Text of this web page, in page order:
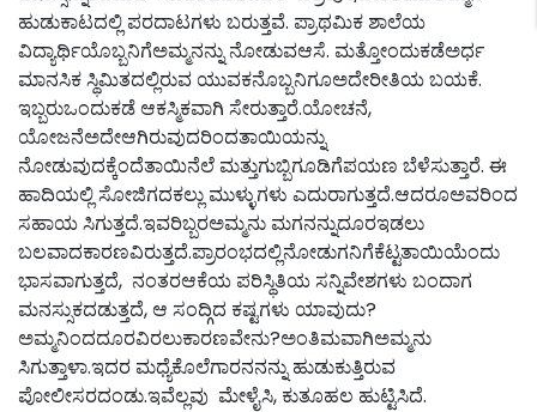
ಹುಡುಕಾಟದಲ್ಲಿ ಪರದಾಟಗಳು ಬರುತ್ತವೆ. ಪ್ರಾಥಮಿಕ ಶಾಲೆಯ
ವಿದ್ಯಾರ್ಥಿಯೊಬ್ಬನಿಗೆಅಮ್ಮನನ್ನು ನೋಡುವಆಸೆ. ಮತ್ತೋಂದುಕಡೆಅರ್ಧ
ಮಾನಸಿಕ ಸ್ಥಿಮಿತದಲ್ಲಿರುವ ಯುವಕನೊಬ್ಬನಿಗೂಅದೇರೀತಿಯ ಬಯಕೆ.
ಇಬ್ಬರುಒಂದುಕಡೆ ಆಕಸ್ಮಿಕವಾಗಿ ಸೇರುತ್ತಾರೆ.ಯೋಚನೆ,
ಯೋಜನೆಅದೇಆಗಿರುವುದರಿಂದತಾಯಿಯನ್ನು
ನೋಡುವುದಕ್ಕೆಂದೆತಾಯಿನೆಲೆ ಮತ್ತುಗುಬ್ಬಿಗೂಡಿಗೆಪಯಣ ಬೆಳೆಸುತ್ತಾರೆ. ಈ
ಹಾದಿಯಲ್ಲಿ ಸೋಜಿಗದಕಲ್ಲು ಮುಳ್ಳುಗಳು ಎದುರಾಗುತ್ತದೆ.ಆದರೂಅವರಿಂದ
ಸಹಾಯ ಸಿಗುತ್ತದೆ.ಇವರಿಬ್ಬರಅಮ್ಮನು ಮಗನನ್ನುದೂರಇಡಲು
ಬಲವಾದಕಾರಣವಿರುತ್ತದೆ.ಪ್ರಾರಂಭದಲ್ಲಿನೋಡುಗನಿಗೆಕೆಟ್ಟತಾಯಿಯೆಂದು
ಭಾಸವಾಗುತ್ತದೆ, ನಂತರಆಕೆಯ ಪರಿಸ್ಥಿತಿಯ ಸನ್ನಿವೇಶಗಳು ಬಂದಾಗ
ಮನಸ್ಸುಕದಡುತ್ತದೆ, ಆ ಸಂದ್ಗಿದ ಕಷ್ಟಗಳು ಯಾವುದು?
ಅಮ್ಮನಿಂದದೂರವಿರಲುಕಾರಣವೇನು?ಅಂತಿಮವಾಗಿಅಮ್ಮನು
ಸಿಗುತ್ತಾಳಾ.ಇದರ ಮಧ್ಯೆಕೊಲೆಗಾರನನನ್ನು ಹುಡುಕುತ್ತಿರುವ
ಪೋಲೀಸರದಂಡು.ಇವೆಲ್ಲವು ಮೇಳೈಸಿ, ಕುತೂಹಲ ಹುಟ್ಟಿಸಿದೆ.